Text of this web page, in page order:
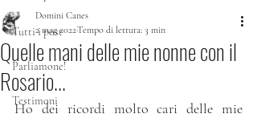
Tutti i post
Parliamone!
Testimoni
Quelle mani delle mie nonne con il
Rosario...
Domini Canes
2 mag 2022Tempo di lettura: 3 min
Ho dei ricordi molto cari delle mie